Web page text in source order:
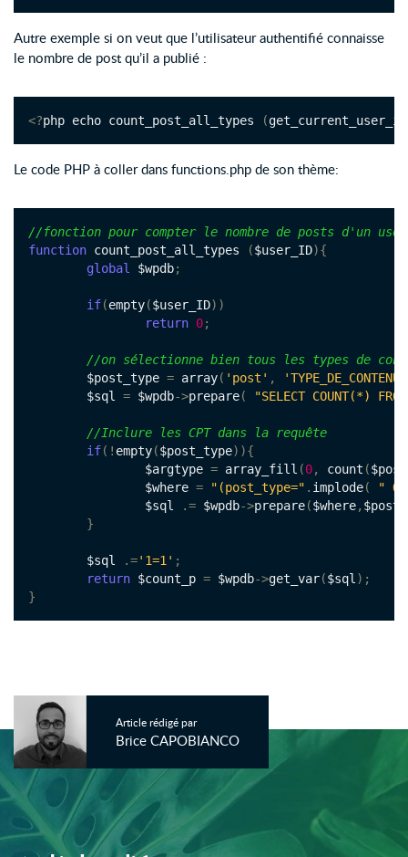
Autre exemple si on veut que l’utilisateur authentifié connaisse
le nombre de post qu’il a publié :
<?php echo count_post_all_types (get_current_user_id
Le code PHP à coller dans functions.php de son thème:
//fonction pour compter le nombre de posts d'un user
function count_post_all_types ($user_ID){
global
$wpdb;
if(empty($user_ID))
return 0;
//on sélectionne bien tous les types de
	$post_type
= array( 'post' ,
	$sql
= $wpdb->prepare( "SELECT COUNT(*)
//Inclure les CPT dans la requête
if(! empty($post_type)){
		$argtype
= array_fill (0, count (
		$where
= "(post_type=" . implode(
"
		$sql
.= $wpdb->prepare($where,
}
	$sql
.='1=1' ;
return $count_p = $wpdb->get_var($sql );
}
Article rédigé par
Brice CAPOBIANCO